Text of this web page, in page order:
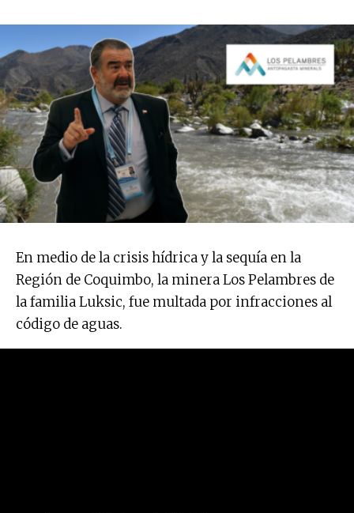
En medio de la crisis hídrica y la sequía en la
Región de Coquimbo, la minera Los Pelambres de
la familia Luksic, fue multada por infracciones al
código de aguas.